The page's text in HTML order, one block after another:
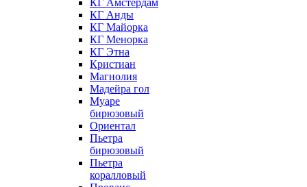
КГ Амстердам
КГ Анды
КГ Майорка
КГ Менорка
КГ Этна
Кристиан
Магнолия
Мадейра гол
Муаре
бирюзовый
Ориентал
Пьетра
бирюзовый
Пьетра
коралловый